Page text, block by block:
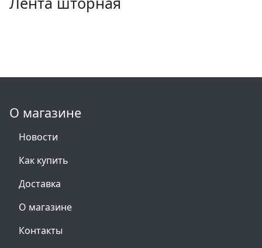
О магазине
Новости
Как купить
Доставка
О магазине
Контакты